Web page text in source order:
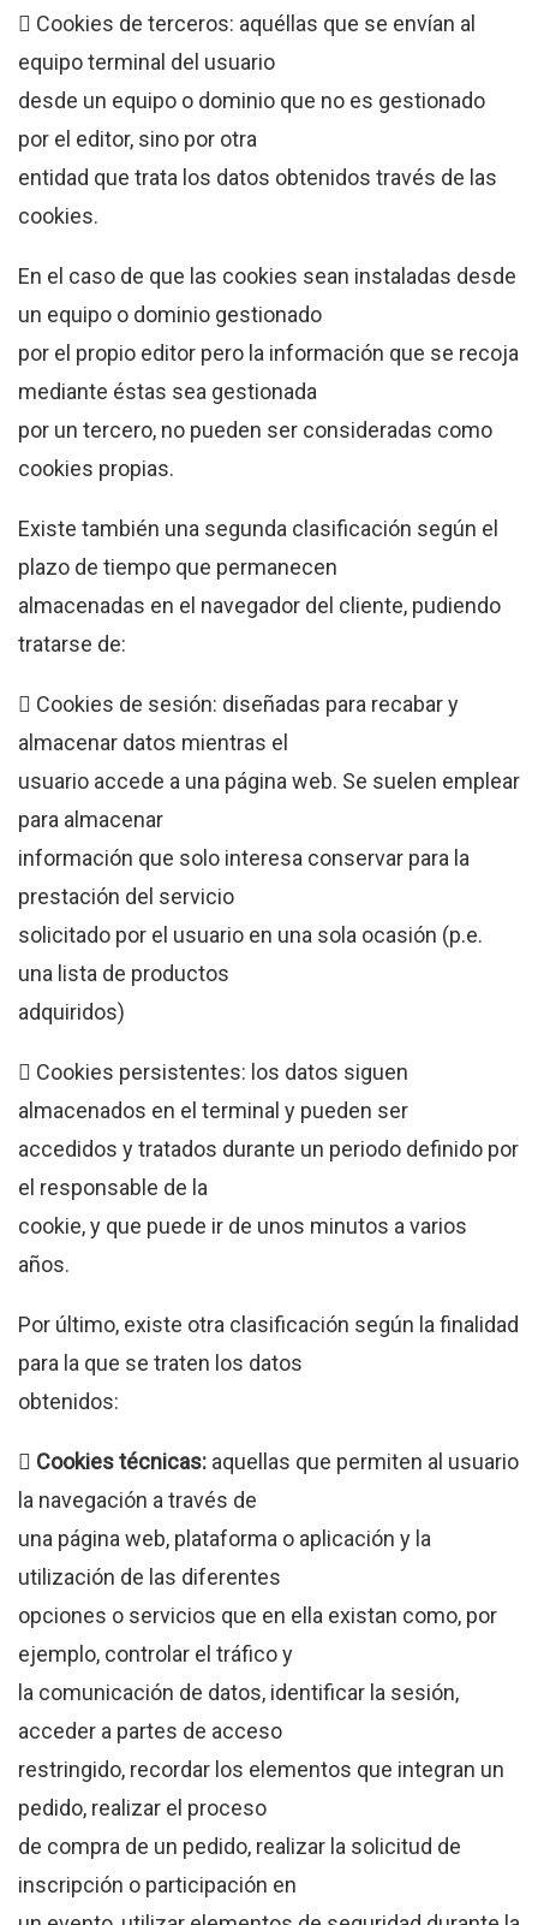
 Cookies de terceros: aquéllas que se envían al
equipo terminal del usuario
desde un equipo o dominio que no es gestionado
por el editor, sino por otra
entidad que trata los datos obtenidos través de las
cookies.
En el caso de que las cookies sean instaladas desde
un equipo o dominio gestionado
por el propio editor pero la información que se recoja
mediante éstas sea gestionada
por un tercero, no pueden ser consideradas como
cookies propias.
Existe también una segunda clasificación según el
plazo de tiempo que permanecen
almacenadas en el navegador del cliente, pudiendo
tratarse de:
 Cookies de sesión: diseñadas para recabar y
almacenar datos mientras el
usuario accede a una página web. Se suelen emplear
para almacenar
información que solo interesa conservar para la
prestación del servicio
solicitado por el usuario en una sola ocasión (p.e.
una lista de productos
adquiridos)
 Cookies persistentes: los datos siguen
almacenados en el terminal y pueden ser
accedidos y tratados durante un periodo definido por
el responsable de la
cookie, y que puede ir de unos minutos a varios
años.
Por último, existe otra clasificación según la finalidad
para la que se traten los datos
obtenidos:
 Cookies técnicas: aquellas que permiten al usuario
la navegación a través de
una página web, plataforma o aplicación y la
utilización de las diferentes
opciones o servicios que en ella existan como, por
ejemplo, controlar el tráfico y
la comunicación de datos, identificar la sesión,
acceder a partes de acceso
restringido, recordar los elementos que integran un
pedido, realizar el proceso
de compra de un pedido, realizar la solicitud de
inscripción o participación en